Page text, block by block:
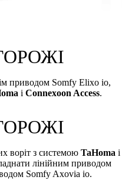
приводом Somfy Elixo io,
іConnexoon Access.
воріт з системоюTaHoma і
лінійним приводом
Somfy Axovia io.